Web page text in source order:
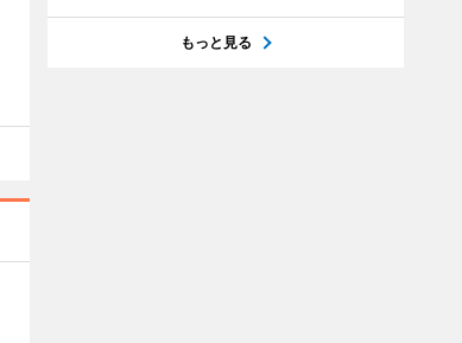
もっと見る